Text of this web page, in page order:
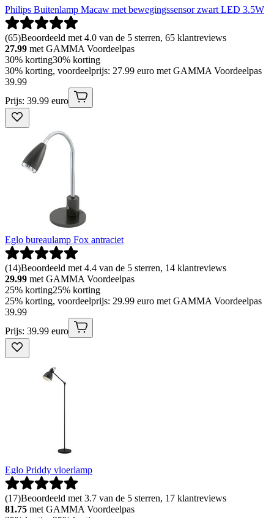
Philips Buitenlamp Macaw met bewegingssensor zwart LED 3.5W
(65)Beoordeeld met 4.0 van de 5 sterren, 65 klantreviews
27.99 met GAMMA Voordeelpas
30% korting30% korting
30% korting, voordeelprijs: 27.99 euro met GAMMA Voordeelpas
39.99
Prijs: 39.99 euro
Eglo bureaulamp Fox antraciet
(14)Beoordeeld met 4.4 van de 5 sterren, 14 klantreviews
29.99 met GAMMA Voordeelpas
25% korting25% korting
25% korting, voordeelprijs: 29.99 euro met GAMMA Voordeelpas
39.99
Prijs: 39.99 euro
Eglo Priddy vloerlamp
(17)Beoordeeld met 3.7 van de 5 sterren, 17 klantreviews
81.75 met GAMMA Voordeelpas